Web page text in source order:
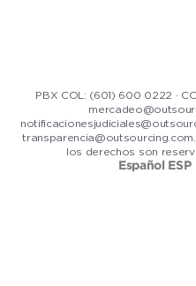
PBX COL: (601) 600 0222 ·
los derechos son
Español ESP